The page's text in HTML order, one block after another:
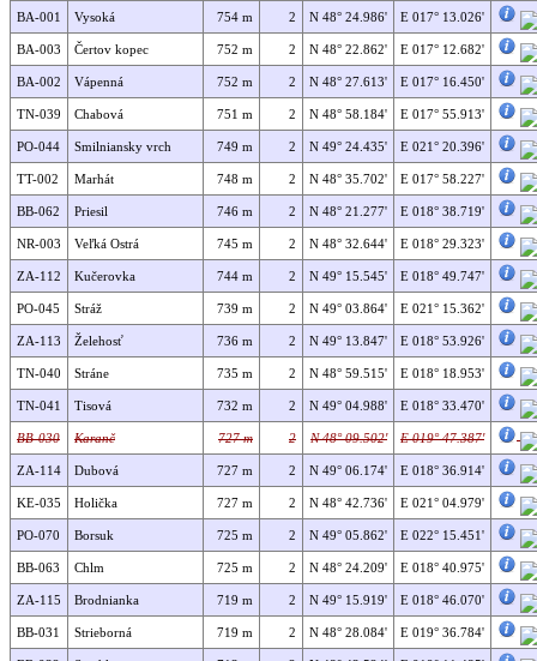
BA-001 Vysoká 754 m 2 N 48° 24.986' E 017° 13.026'
BA-003 Čertov kopec 752 m 2 N 48° 22.862' E 017° 12.682'
BA-002 Vápenná 752 m 2 N 48° 27.613' E 017° 16.450'
TN-039 Chabová 751 m 2 N 48° 58.184' E 017° 55.913'
PO-044 Smilniansky vrch 749 m 2 N 49° 24.435' E 021° 20.396'
TT-002 Marhát 748 m 2 N 48° 35.702' E 017° 58.227'
BB-062 Priesil 746 m 2 N 48° 21.277' E 018° 38.719'
NR-003 Veľká Ostrá 745 m 2 N 48° 32.644' E 018° 29.323'
ZA-112 Kučerovka 744 m 2 N 49° 15.545' E 018° 49.747'
PO-045 Stráž 739 m 2 N 49° 03.864' E 021° 15.362'
ZA-113 Želehosť 736 m 2 N 49° 13.847' E 018° 53.926'
TN-040 Stráne 735 m 2 N 48° 59.515' E 018° 18.953'
TN-041 Tisová 732 m 2 N 49° 04.988' E 018° 33.470'
BB-030 Karanč 727 m 2 N 48° 09.502' E 019° 47.387'
ZA-114 Dubová 727 m 2 N 49° 06.174' E 018° 36.914'
KE-035 Holička 727 m 2 N 48° 42.736' E 021° 04.979'
PO-070 Borsuk 725 m 2 N 49° 05.862' E 022° 15.451'
BB-063 Chlm 725 m 2 N 48° 24.209' E 018° 40.975'
ZA-115 Brodnianka 719 m 2 N 49° 15.919' E 018° 46.070'
BB-031 Strieborná 719 m 2 N 48° 28.084' E 019° 36.784'